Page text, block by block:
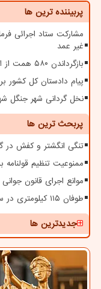
پربیننده ترین ها
غیر عمد
بازگرداندن ۵۸۰ همت از اموال غارت شده به بیت المال
پیام دادستان کل کشور
نخل گردانی شهر جنگل
پربحث ترین ها
تنگی انگشتر و کفش در
ممنوعیت تنظیم قولنامه
موانع اجرای قانون
طوفان ۱۱۵ کیلومتری در سیستان
جدیدترین ها